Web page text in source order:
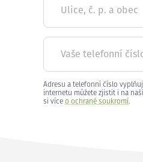
Ulice, č. p. a obec
Vaše telefonní
Adresu a telefonní číslo
internetu můžete zjistit i na
si více o ochraně soukromí.